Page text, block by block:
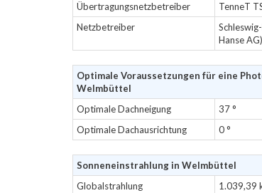
Übertragungsnetzbetreiber
TenneT
Netzbetreiber
Hanse AG)
Optimale Voraussetzungen für eine
Welmbüttel
Optimale Dachneigung
37 °
Optimale Dachausrichtung
0 °
Sonneneinstrahlung in Welmbüttel
Globalstrahlung
1.039,39